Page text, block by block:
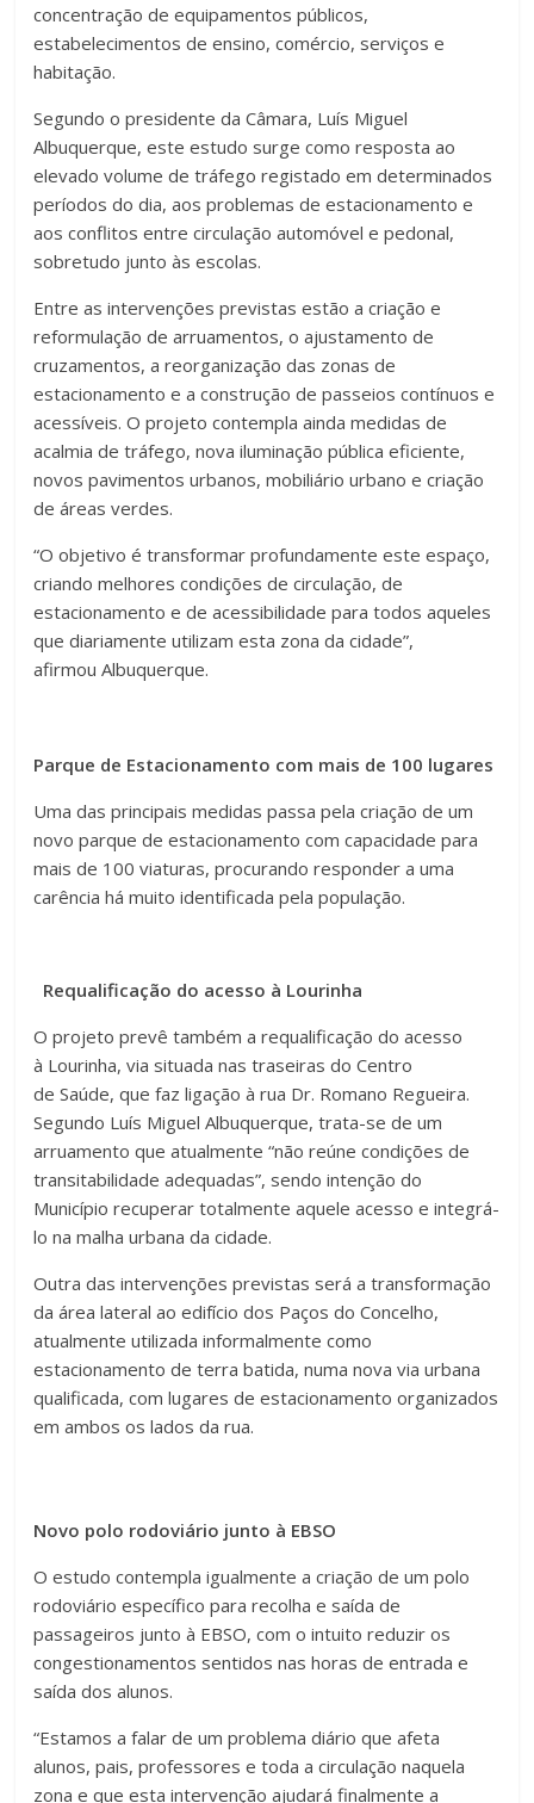
concentração de equipamentos públicos,
estabelecimentos de ensino, comércio, serviços e
habitação.
Segundo o presidente da Câmara, Luís Miguel
Albuquerque, este estudo surge como resposta ao
elevado volume de tráfego registado em determinados
períodos do dia, aos problemas de estacionamento e
aos conflitos entre circulação automóvel e pedonal,
sobretudo junto às escolas.
Entre as intervenções previstas estão a criação e
reformulação de arruamentos, o ajustamento de
cruzamentos, a reorganização das zonas de
estacionamento e a construção de passeios contínuos e
acessíveis. O projeto contempla ainda medidas de
acalmia de tráfego, nova iluminação pública eficiente,
novos pavimentos urbanos, mobiliário urbano e criação
de áreas verdes.
“O objetivo é transformar profundamente este espaço,
criando melhores condições de circulação, de
estacionamento e de acessibilidade para todos aqueles
que diariamente utilizam esta zona da cidade”,
afirmou Albuquerque.
Parque de Estacionamento com mais de 100 lugares
Uma das principais medidas passa pela criação de um
novo parque de estacionamento com capacidade para
mais de 100 viaturas, procurando responder a uma
carência há muito identificada pela população.
Requalificação do acesso à Lourinha
O projeto prevê também a requalificação do acesso
à Lourinha, via situada nas traseiras do Centro
de Saúde, que faz ligação à rua Dr. Romano Regueira.
Segundo Luís Miguel Albuquerque, trata-se de um
arruamento que atualmente “não reúne condições de
transitabilidade adequadas”, sendo intenção do
Município recuperar totalmente aquele acesso e integrá-
lo na malha urbana da cidade.
Outra das intervenções previstas será a transformação
da área lateral ao edifício dos Paços do Concelho,
atualmente utilizada informalmente como
estacionamento de terra batida, numa nova via urbana
qualificada, com lugares de estacionamento organizados
em ambos os lados da rua.
Novo polo rodoviário junto à EBSO
O estudo contempla igualmente a criação de um polo
rodoviário específico para recolha e saída de
passageiros junto à EBSO, com o intuito reduzir os
congestionamentos sentidos nas horas de entrada e
saída dos alunos.
“Estamos a falar de um problema diário que afeta
alunos, pais, professores e toda a circulação naquela
zona e que esta intervenção ajudará finalmente a